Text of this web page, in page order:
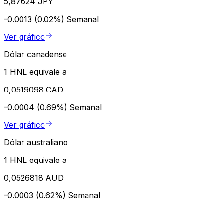
-0.0013 (0.02%) Semanal
Ver gráfico
Dólar canadense
1 HNL equivale a
0,0519098 CAD
-0.0004 (0.69%) Semanal
Ver gráfico
Dólar australiano
1 HNL equivale a
0,0526818 AUD
-0.0003 (0.62%) Semanal